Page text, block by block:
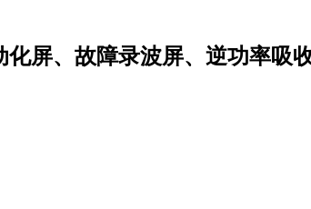
屏、故障录波屏、逆功率吸